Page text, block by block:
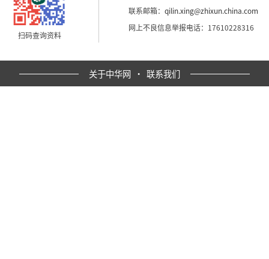
扫码查询资料
联系邮箱：qilin.xing@zhixun.china.com
网上不良信息举报电话：17610228316
关于中华网 · 联系我们